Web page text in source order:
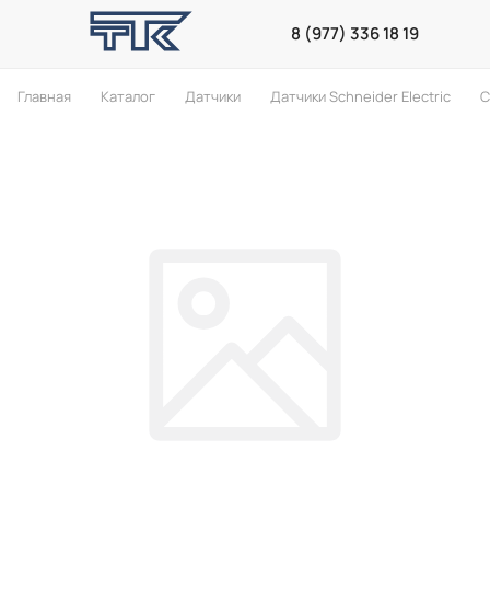
8 (977) 336 18 19
Главная Каталог Датчики Датчики Schneider Electric